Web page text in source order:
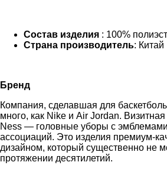
Состав изделия : 100%
Страна производитель: Китай
Бренд
Компания, сделавшая для
много, как Nike и Air Jordan.
Ness — головные уборы с эмблемами
ассоциаций. Это изделия премиум-
дизайном, который существенно не
протяжении десятилетий.